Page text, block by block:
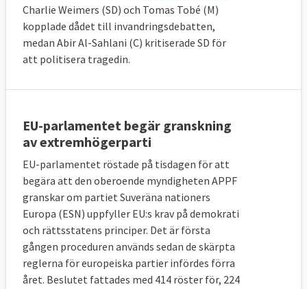
Charlie Weimers (SD) och Tomas Tobé (M)
kopplade dådet till invandringsdebatten,
medan Abir Al-Sahlani (C) kritiserade SD för
att politisera tragedin.
EU-parlamentet begär granskning
av extremhögerparti
EU-parlamentet röstade på tisdagen för att
begära att den oberoende myndigheten APPF
granskar om partiet Suveräna nationers
Europa (ESN) uppfyller EU:s krav på demokrati
och rättsstatens principer. Det är första
gången proceduren används sedan de skärpta
reglerna för europeiska partier infördes förra
året. Beslutet fattades med 414 röster för, 224